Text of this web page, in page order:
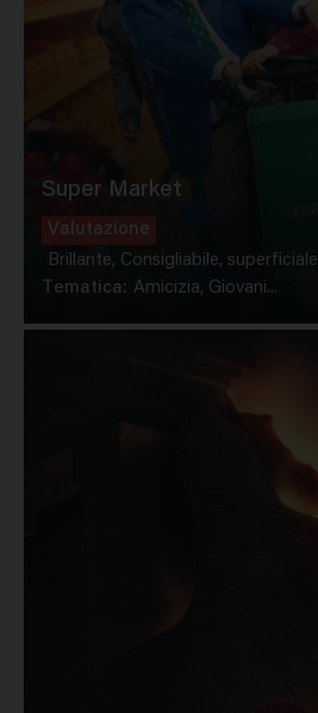
Super Market
Valutazione
Brillante, Consigliabile, superficiale
Tematica: Amicizia, Giovani...